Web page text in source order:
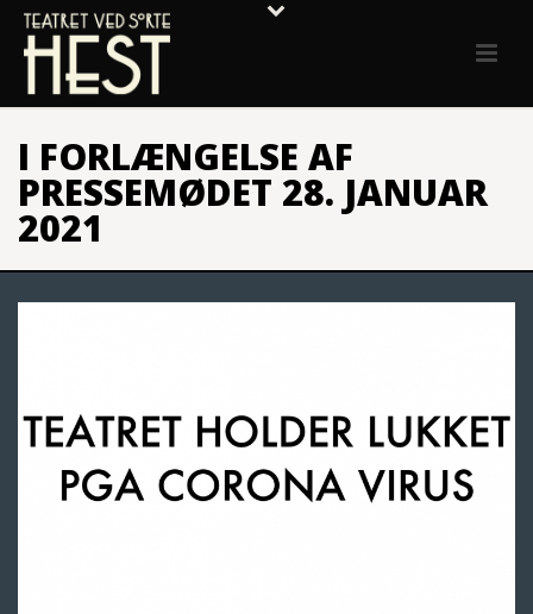
I FORLÆNGELSE AF
PRESSEMØDET 28. JANUAR
2021